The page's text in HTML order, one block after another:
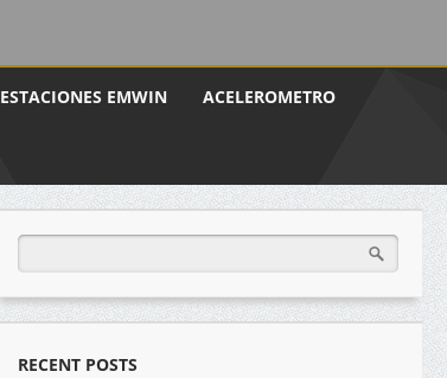
ESTACIONES EMWIN ACELEROMETRO
RECENT POSTS